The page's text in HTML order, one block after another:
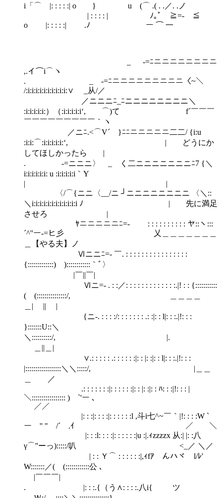
i「⌒ |: : : : :| o } u (⌒ .( . .／. .ノ
| : : : : | ﾉ｡ﾟ ≧=‐ ≦
o |: : : : :| .ﾉ ー ⌒ 一
_ -=ﾆニニニニニニニニ
,.イ⌒i⌒ヽ
. _ -=ﾆニニニニニニニニニ〈~＼
/:i:i:i:i:i:i:i:i:i:i:∨ _从/／
／ニニニﾆ_ﾆニニニニニニニニ＼
:i:i:i:i:i:）（:i:i:i:i:i‘, ⌒)て f´￣￣￣
￣￣￣￣￣￣￣￣￣｀ヽ
／ニﾆ.<⌒V´ }ﾆﾆニニニニニ二二/ {i:u
:i:i:⌒:i:i:i:i:i:‘, | どうにか
してほしかったら |
. -=ニニニ〉 _ く二ニニニニニニニﾆ7 {＼
i:i:i:i:i:i: u :i:i:i:i:i｀Y
| |
〈/⌒{ニニ〈__/ニ ┘ニニニニニニニニ 〈＼::
＼i:i:i:i:i:i:i:i:i:i:i:i ﾉ | 先に満足
させろ |
ﾔニニニニニﾆ=- ￣: : : : : : : : : : ヤ::ヽ:::
´^''ー-=ヒ彡 乂＿＿＿＿＿＿＿
＿【やる夫】ノ
Ⅵニニﾆ=- ￣. : : : : : : : : : : : : : : : :
{:::::::::::::) )::::::::::::｀ﾞ〉
|￣||￣|
Ⅵニ=- . : :／: : : : : : : : : : : : :.|! : : {:::::::::::
( (:::::::::::::::/, ＿＿＿＿
＿| || |
{ニ-. : : : :/: : : : : : : .: :|: : l|: : :.|!: : :
}:::::::U::＼
＼::::::::::/, |.
＿||＿|
∨.: : : : : .: : : : : :|: : |: :|: : l|: : :.|!: : :
|::::::::::::::::::＼＼:::::/, |＿＿
＿ ／
.: : : : : : :|: : : : : :|: : |: :|: : ﾊ: : :|!: : : |
＼::::::::::::::::: ) `'ー ､
／／
|: : :|: : : :|: : : : : :l ,斗i七^~￣｀|!: : : :W `
ー '' " /´￣.ｲ ／ ＼
|: : :l: : : :|: : : : : :|u :|.ｨzzzzx 从:| |: :八
γ⌒''ーっ):::::/叭 <_／ ＼／
| : : Ｙ⌒ : : : : : :|,ｨfｱ んハヾ l/ﾚ'
W:::::::／( (::::::::::::公 ､
|￣￣￣|
. |: : :.{（う∧: : : :.八i{ ゞツ